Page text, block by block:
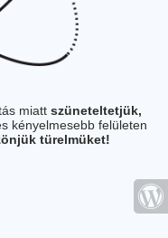
miatt szüneteltetjük,
kényelmesebb felületen
türelmüket!